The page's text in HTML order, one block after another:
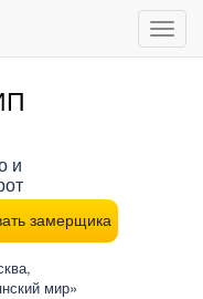
и
замерщика
мир»